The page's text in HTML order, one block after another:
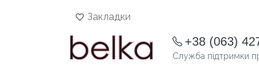
Закладки
+38 (063)
Служба підтримки